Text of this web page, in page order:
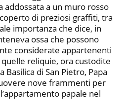
addossata a un muro rosso
di preziosi graffiti, tra
importanza che dice, in
ossa che possono
considerate appartenenti
quelle reliquie, ora custodite
di San Pietro, Papa
nove frammenti per
papale nel